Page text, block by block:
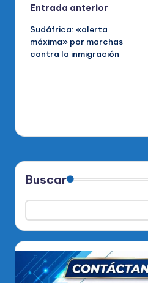
Navegación
de
entradas
Entrada anterior
Sudáfrica: «alerta
máxima» por marchas
contra la inmigración
Buscar